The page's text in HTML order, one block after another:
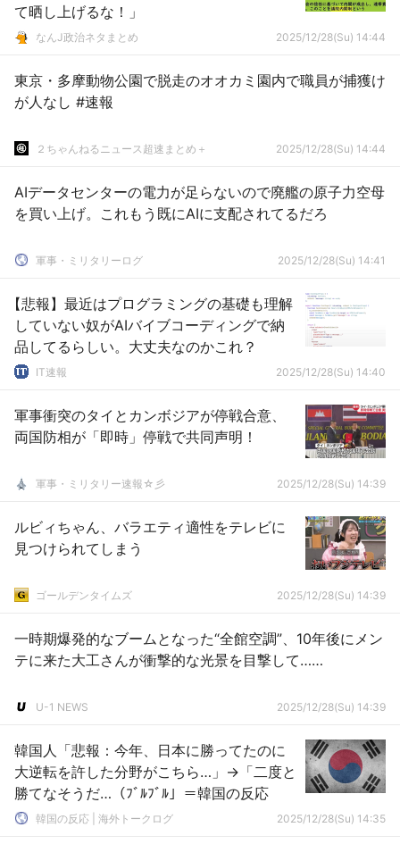
て晒し上げるな！」
なんJ政治ネタまとめ 2025/12/28(Su) 14:44
東京・多摩動物公園で脱走のオオカミ園内で職員が捕獲け
が人なし #速報
２ちゃんねるニュース超速まとめ＋ 2025/12/28(Su) 14:44
AIデータセンターの電力が足らないので廃艦の原子力空母
を買い上げ。これもう既にAIに支配されてるだろ
軍事・ミリタリーログ 2025/12/28(Su) 14:41
【悲報】最近はプログラミングの基礎も理解
していない奴がAIバイブコーディングで納
品してるらしい。大丈夫なのかこれ？
IT速報 2025/12/28(Su) 14:40
軍事衝突のタイとカンボジアが停戦合意、
両国防相が「即時」停戦で共同声明！
軍事・ミリタリー速報☆彡 2025/12/28(Su) 14:39
ルビィちゃん、バラエティ適性をテレビに
見つけられてしまう
ゴールデンタイムズ 2025/12/28(Su) 14:39
一時期爆発的なブームとなった“全館空調”、10年後にメン
テに来た大工さんが衝撃的な光景を目撃して……
U-1 NEWS 2025/12/28(Su) 14:39
韓国人「悲報：今年、日本に勝ってたのに
大逆転を許した分野がこちら…」→「二度と
勝てなそうだ…（ﾌﾞﾙﾌﾞﾙ」＝韓国の反応
韓国の反応 | 海外トークログ 2025/12/28(Su) 14:35